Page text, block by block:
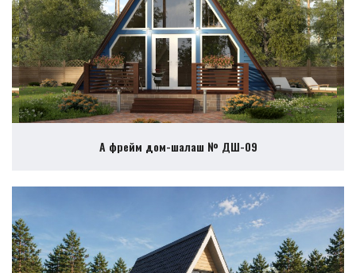
А фрейм дом-шалаш № ДШ-09